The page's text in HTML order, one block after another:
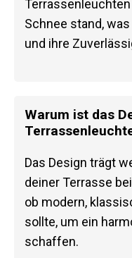
Terrassenleuchten
Schnee stand,
und ihre
Warum ist das
Das Design trägt
deiner Terrasse
ob modern,
sollte, um ein
schaffen.